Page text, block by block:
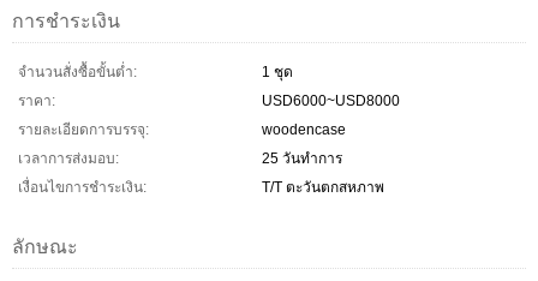
การชำระเงิน
จำนวนสั่งซื้อขั้นต่ำ:
1 ชุด
ราคา:
USD6000~USD8000
รายละเอียดการบรรจุ:
woodencase
เวลาการส่งมอบ:
25 วันทำการ
เงื่อนไขการชำระเงิน:
T/T ตะวันตกสหภาพ
ลักษณะ